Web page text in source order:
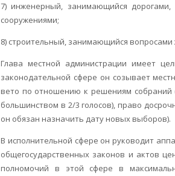
7) инженерный, занимающийся
сооружениями;
8) строительный, занимающийся вопросами
Глава местной администрации имеет
законодательной сфере он созывает
вето по отношению к решениям собраний
большинством в 2/3 голосов), право
он обязан назначить дату новых выборов).
В исполнительной сфере он руководит
общегосударственных законов и актов
полномочий в этой сфере в